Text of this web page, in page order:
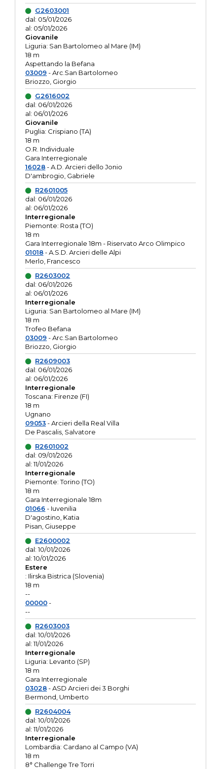
G2603001
dal: 05/01/2026
al: 05/01/2026
Giovanile
Liguria: San Bartolomeo al Mare (IM)
18 m
Aspettando la Befana
03009 - Arc.San Bartolomeo
Briozzo, Giorgio
G2616002
dal: 06/01/2026
al: 06/01/2026
Giovanile
Puglia: Crispiano (TA)
18 m
O.R. Individuale
Gara Interregionale
16028- A.D. Arcieri dello Jonio
D'ambrogio, Gabriele
R2601005
dal: 06/01/2026
al: 06/01/2026
Interregionale
Piemonte: Rosta (TO)
18 m
Gara Interregionale 18m - Riservato Arco Olimpico
01018- A.S.D. Arcieri delle Alpi
Merlo, Francesco
R2603002
dal: 06/01/2026
al: 06/01/2026
Interregionale
Liguria: San Bartolomeo al Mare (IM)
18 m
Trofeo Befana
03009 - Arc.San Bartolomeo
Briozzo, Giorgio
R2609003
dal: 06/01/2026
al: 06/01/2026
Interregionale
Toscana: Firenze (FI)
18 m
Ugnano
09053- Arcieri della Real Villa
De Pascalis, Salvatore
R2601002
dal: 09/01/2026
al: 11/01/2026
Interregionale
Piemonte: Torino (TO)
18 m
Gara Interregionale 18m
01066 - Iuvenilia
D'agostino, Katia
Pisan, Giuseppe
E2600002
dal: 10/01/2026
al: 10/01/2026
Estere
: Ilirska Bistrica (Slovenia)
18 m
--
00000-
--
R2603003
dal: 10/01/2026
al: 11/01/2026
Interregionale
Liguria: Levanto (SP)
18 m
Gara Interregionale
03028- ASD Arcieri dei 3 Borghi
Bermond, Umberto
R2604004
dal: 10/01/2026
al: 11/01/2026
Interregionale
Lombardia: Cardano al Campo (VA)
18 m
8° Challenge Tre Torri